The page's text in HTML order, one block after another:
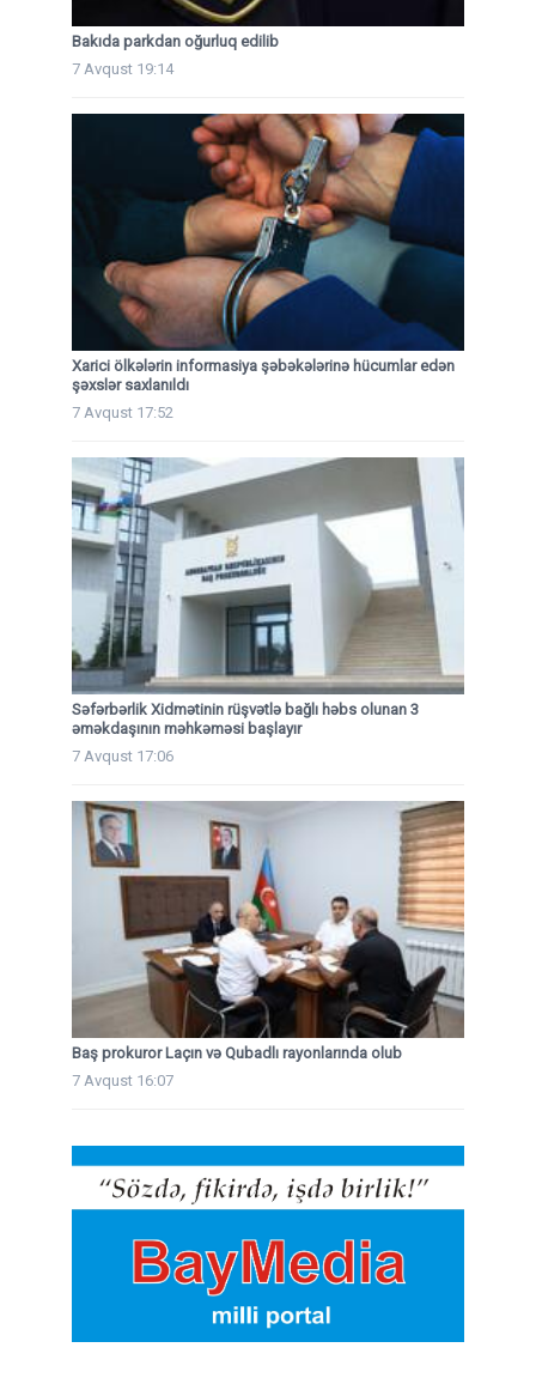
Bakıda parkdan oğurluq edilib
7 Avqust 19:14
Xarici ölkələrin informasiya şəbəkələrinə hücumlar edən
şəxslər saxlanıldı
7 Avqust 17:52
Səfərbərlik Xidmətinin rüşvətlə bağlı həbs olunan 3
əməkdaşının məhkəməsi başlayır
7 Avqust 17:06
Baş prokuror Laçın və Qubadlı rayonlarında olub
7 Avqust 16:07